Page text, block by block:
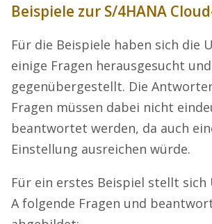
Beispiele zur S/4HANA
Für die Beispiele haben sich die
einige Fragen herausgesucht
gegenübergestellt. Die
Fragen müssen dabei nicht
beantwortet werden, da auch
Einstellung ausreichen würde.
Für ein erstes Beispiel stellt sich
A folgende Fragen und